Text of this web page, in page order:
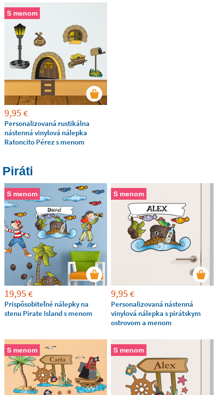
S menom
9,95 €
Personalizovaná rustikálna
nástenná vinylová nálepka
Ratoncito Pérez s menom
Piráti
S menom
19,95 €
Prispôsobiteľné nálepky na
stenu Pirate Island s menom
S menom
9,95 €
Personalizovaná nástenná
vinylová nálepka s pirátskym
ostrovom a menom
S menom S menom